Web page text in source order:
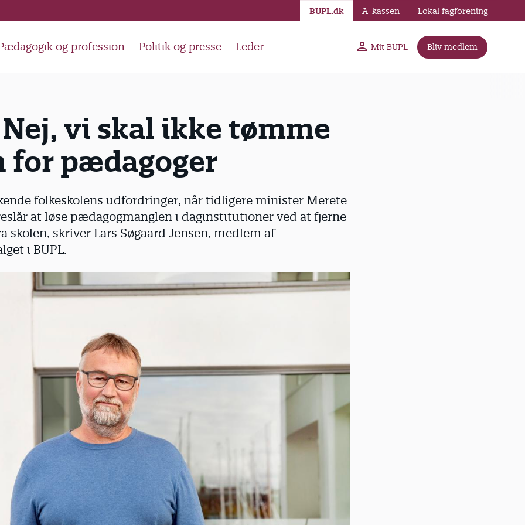
og profession Politik og presse Leder Mit BUPL Bliv medlem
BUPL.dk A-kassen Lokal fagforening
Nej, vi skal ikke tømme
for pædagoger
folkeskolens udfordringer, når tidligere minister Merete
at løse pædagogmanglen i daginstitutioner ved at fjerne
skolen, skriver Lars Søgaard Jensen, medlem af
i BUPL.